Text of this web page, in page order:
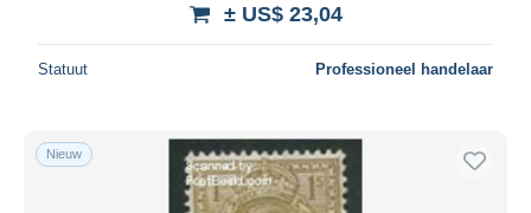
± US$ 23,04
Statuut Professioneel handelaar
Nieuw